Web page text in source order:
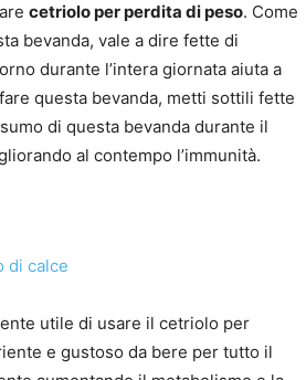
cetriolo per perdita di peso. Come
bevanda, vale a dire fette di
durante l’intera giornata aiuta a
questa bevanda, metti sottili fette
di questa bevanda durante il
al contempo l’immunità.
utile di usare il cetriolo per
e gustoso da bere per tutto il